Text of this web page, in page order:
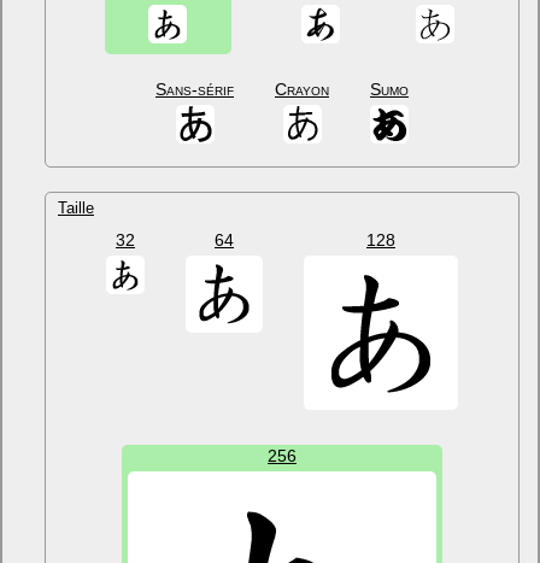
Sans-sérif Crayon Sumo
Taille
32 64 128
256